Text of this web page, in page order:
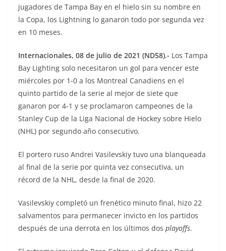
jugadores de Tampa Bay en el hielo sin su nombre en
la Copa, los Lightning lo ganaron todo por segunda vez
en 10 meses.
Internacionales, 08 de julio de 2021 (ND58).- Los Tampa
Bay Lighting solo necesitaron un gol para vencer este
miércoles por 1-0 a los Montreal Canadiens en el
quinto partido de la serie al mejor de siete que
ganaron por 4-1 y se proclamaron campeones de la
Stanley Cup de la Liga Nacional de Hockey sobre Hielo
(NHL) por segundo año consecutivo.
El portero ruso Andrei Vasilevskiy tuvo una blanqueada
al final de la serie por quinta vez consecutiva, un
récord de la NHL, desde la final de 2020.
Vasilevskiy completó un frenético minuto final, hizo 22
salvamentos para permanecer invicto en los partidos
después de una derrota en los últimos dos playoffs.